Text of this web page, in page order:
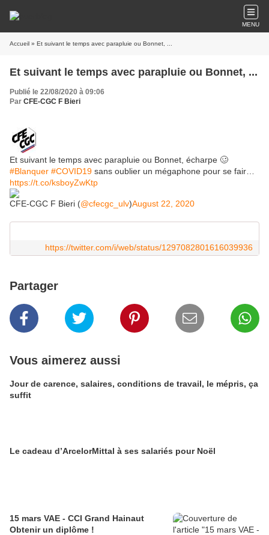
MENU
Accueil » Et suivant le temps avec parapluie ou Bonnet, ...
Et suivant le temps avec parapluie ou Bonnet, ...
Publié le 22/08/2020 à 09:06
Par CFE-CGC F Bieri
Et suivant le temps avec parapluie ou Bonnet, écharpe 🥴
#Blanquer #COVID19 sans oublier un mégaphone pour se fair…
https://t.co/ksboyZwKtp
CFE-CGC F Bieri (@cfecgc_ulv)August 22, 2020
https://twitter.com/i/web/status/1297082801616039936
Partager
Vous aimerez aussi
Jour de carence, salaires, conditions de travail, le mépris, ça
suffit
Le cadeau d’ArcelorMittal à ses salariés pour Noël
15 mars VAE - CCI Grand Hainaut
Obtenir un diplôme !